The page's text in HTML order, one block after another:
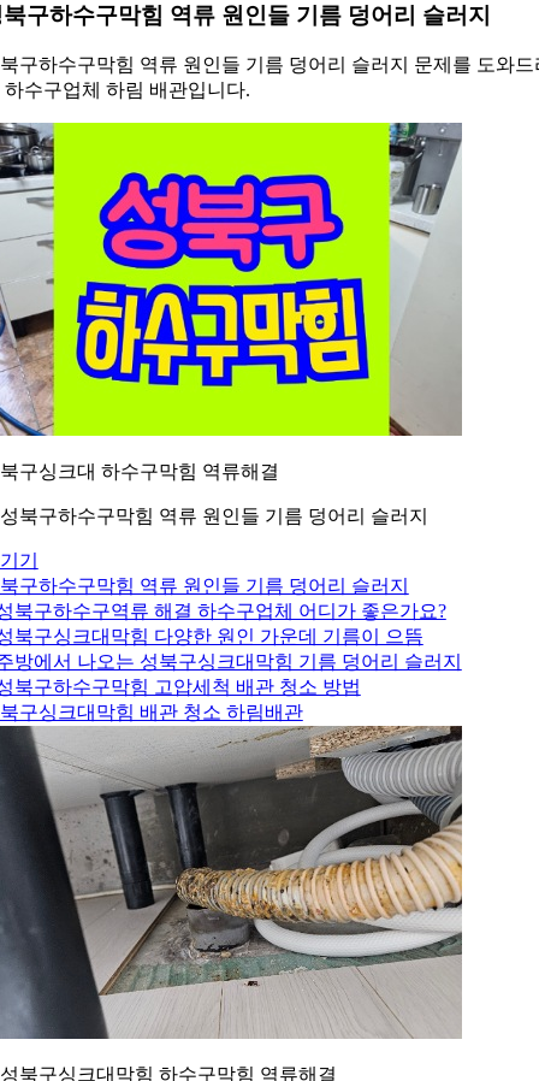
구하수구막힘 역류 원인들 기름 덩어리 슬러지
구하수구막힘 역류 원인들 기름 덩어리 슬러지 문제를 도와드
하수구업체 하림 배관입니다.
구싱크대 하수구막힘 역류해결
기
구하수구막힘 역류 원인들 기름 덩어리 슬러지
북구하수구역류 해결 하수구업체 어디가 좋은가요?
북구싱크대막힘 다양한 원인 가운데 기름이 으뜸
방에서 나오는 성북구싱크대막힘 기름 덩어리 슬러지
북구하수구막힘 고압세척 배관 청소 방법
구싱크대막힘 배관 청소 하림배관
북구싱크대막힘 하수구막힘 역류해결